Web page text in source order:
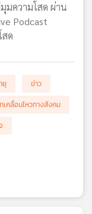
มความโสด ผ่าน
Podcast
สด
ยุ
ข่าว
เคลื่อนไหวทางสังคม